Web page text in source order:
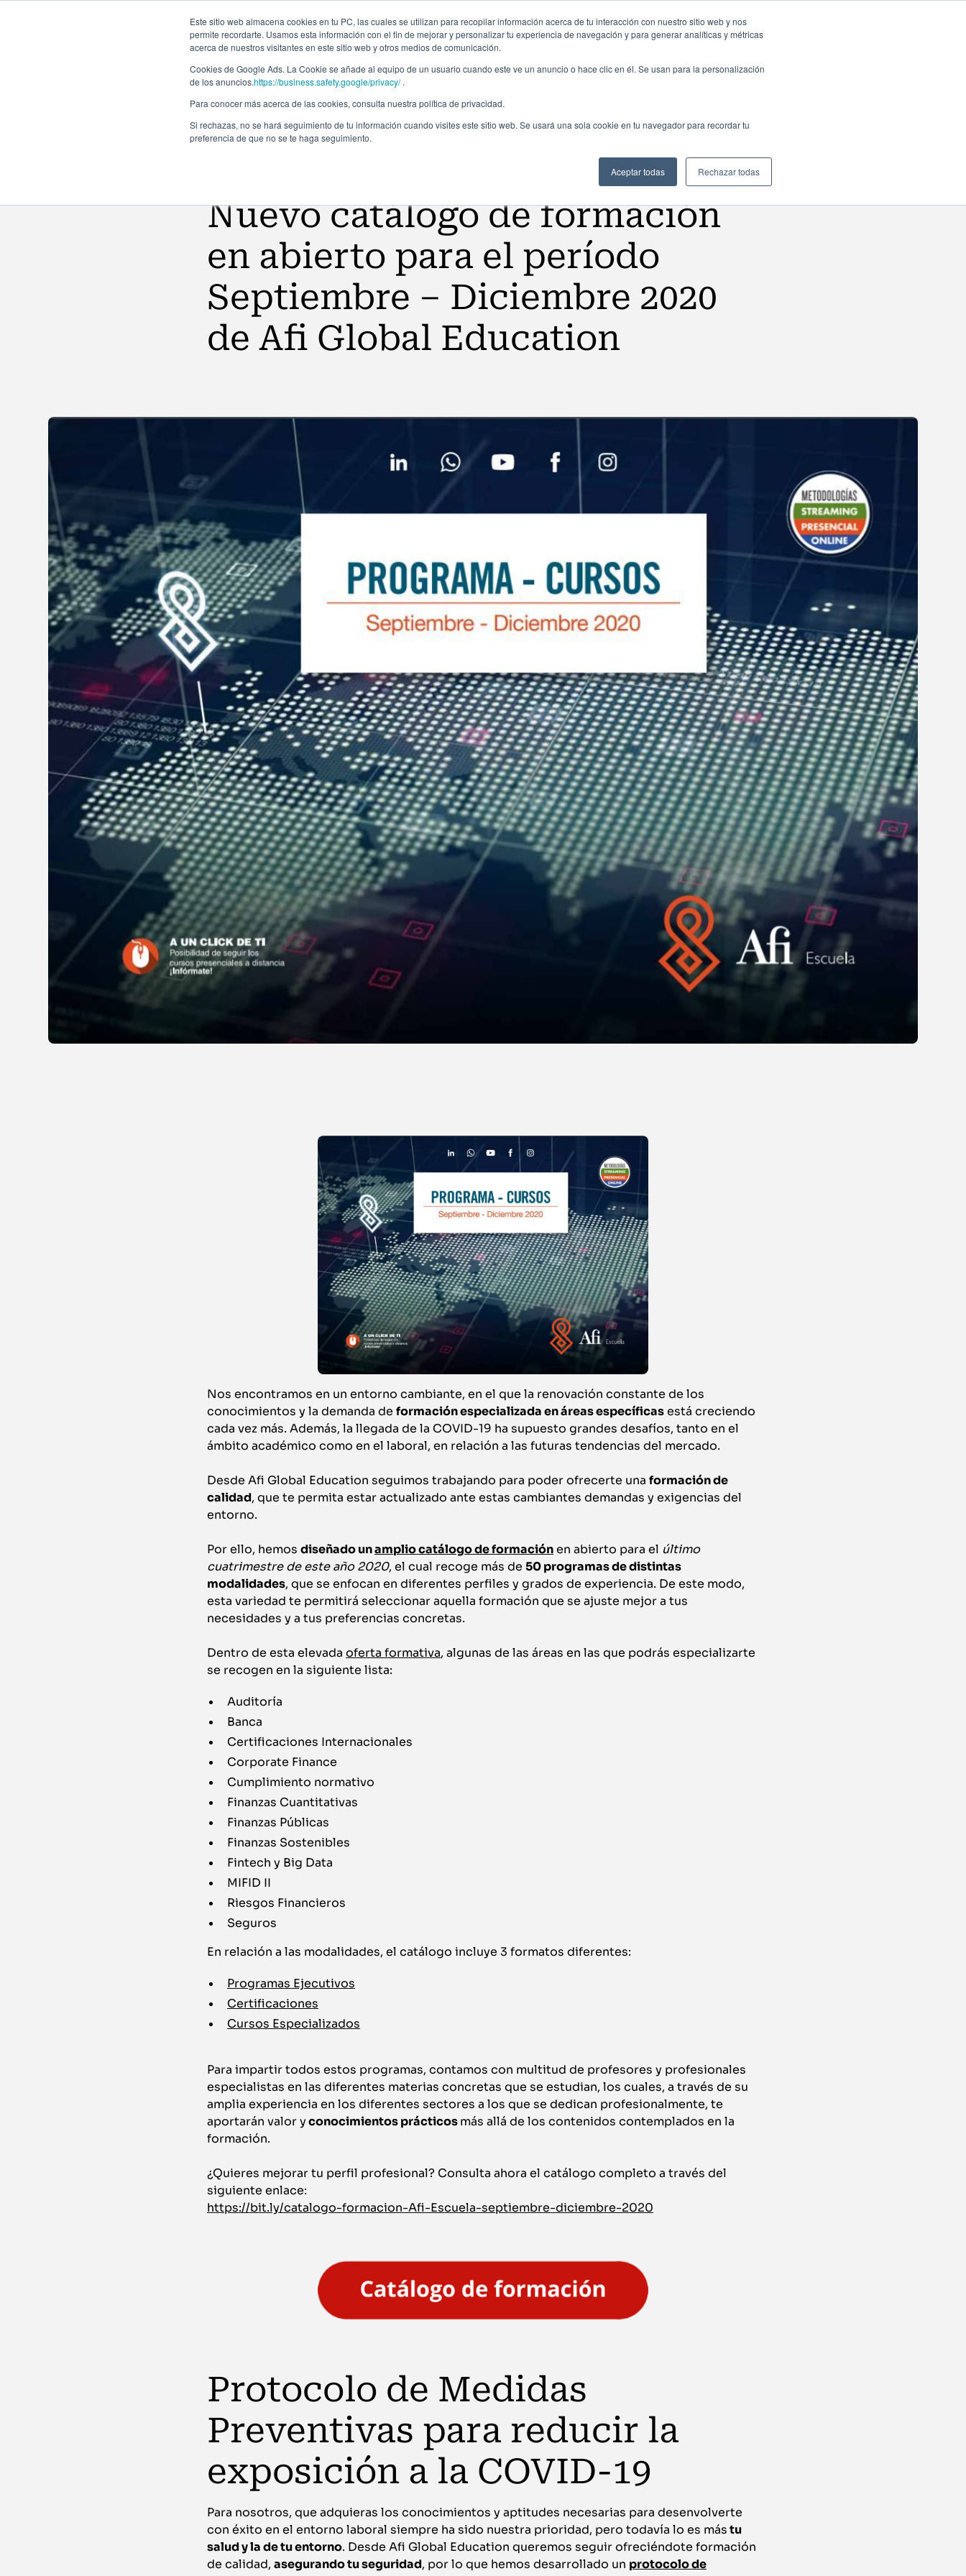
Este sitio web almacena cookies en tu PC, las cuales se utilizan para recopilar información acerca de tu interacción con nuestro sitio web y nos
permite recordarte. Usamos esta información con el fin de mejorar y personalizar tu experiencia de navegación y para generar analíticas y métricas
acerca de nuestros visitantes en este sitio web y otros medios de comunicación.
Cookies de Google Ads. La Cookie se añade al equipo de un usuario cuando este ve un anuncio o hace clic en él. Se usan para la personalización
de los anuncios.https://business.safety.google/privacy/.
Para conocer más acerca de las cookies, consulta nuestra política de privacidad.
Si rechazas, no se hará seguimiento de tu información cuando visites este sitio web. Se usará una sola cookie en tu navegador para recordar tu
preferencia de que no se te haga seguimiento.
Aceptar todas Rechazar todas
Nuevo catálogo de formación
en abierto para el período
Septiembre – Diciembre 2020
de Afi Global Education
Nos encontramos en un entorno cambiante, en el que la renovación constante de los
conocimientos y la demanda de formación especializada en áreas específicasestá creciendo
cada vez más. Además, la llegada de la COVID-19 ha supuesto grandes desafíos, tanto en el
ámbito académico como en el laboral, en relación a las futuras tendencias del mercado.
Desde Afi Global Education seguimos trabajando para poder ofrecerte una formación de
calidad, que te permita estar actualizado ante estas cambiantes demandas y exigencias del
entorno.
Por ello, hemos diseñado unamplio catálogo de formaciónen abierto para el último
cuatrimestre de este año 2020, el cual recoge más de 50 programas de distintas
modalidades, que se enfocan en diferentes perfiles y grados de experiencia. De este modo,
esta variedad te permitirá seleccionar aquella formación que se ajuste mejor a tus
necesidades y a tus preferencias concretas.
Dentro de esta elevada oferta formativa, algunas de las áreas en las que podrás especializarte
se recogen en la siguiente lista:
Auditoría
Banca
Certificaciones Internacionales
Corporate Finance
Cumplimiento normativo
Finanzas Cuantitativas
Finanzas Públicas
Finanzas Sostenibles
Fintech y Big Data
MIFID II
Riesgos Financieros
Seguros
En relación a las modalidades, el catálogo incluye 3 formatos diferentes:
Programas Ejecutivos
Certificaciones
Cursos Especializados
Para impartir todos estos programas, contamos con multitud de profesores y profesionales
especialistas en las diferentes materias concretas que se estudian, los cuales, a través de su
amplia experiencia en los diferentes sectores a los que se dedican profesionalmente, te
aportarán valor yconocimientos prácticosmás allá de los contenidos contemplados en la
formación.
¿Quieres mejorar tu perfil profesional? Consulta ahora el catálogo completo a través del
siguiente enlace:
https://bit.ly/catalogo-formacion-Afi-Escuela-septiembre-diciembre-2020
Protocolo de Medidas
Preventivas para reducir la
exposición a la COVID-19
Para nosotros, que adquieras los conocimientos y aptitudes necesarias para desenvolverte
con éxito en el entorno laboral siempre ha sido nuestra prioridad, pero todavía lo es mástu
salud y la de tu entorno. Desde Afi Global Education queremos seguir ofreciéndote formación
de calidad, asegurando tu seguridad, por lo que hemos desarrollado un protocolo de